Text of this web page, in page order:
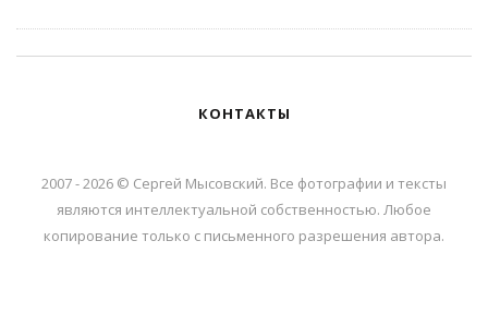
КОНТАКТЫ
2007 - 2026 © Сергей Мысовский. Все фотографии и тексты
являются интеллектуальной собственностью. Любое
копирование только с письменного разрешения автора.